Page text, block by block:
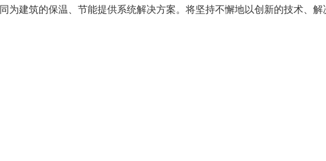
为建筑的保温、节能提供系统解决方案。 将坚持不懈地以创新的技术、解